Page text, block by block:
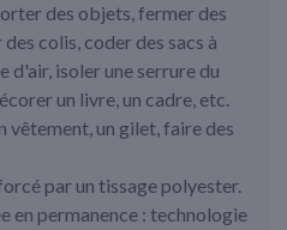
des objets, fermer des
colis, coder des sacs à
d'air, isoler une serrure du
un livre, un cadre, etc.
vêtement, un gilet, faire des
par un tissage polyester.
en permanence : technologie